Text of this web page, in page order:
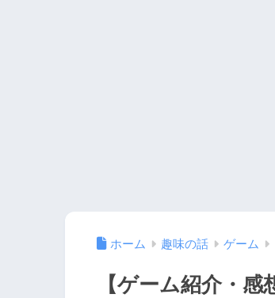
ホーム 趣味の話 ゲーム
【ゲーム紹介・